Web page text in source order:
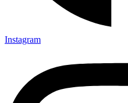
Instagram